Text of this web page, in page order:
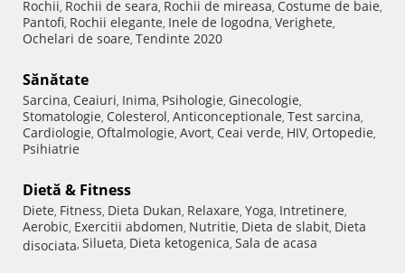
Rochii, Rochii de seara, Rochii de mireasa, Costume de baie,
Pantofi, Rochii elegante, Inele de logodna, Verighete,
Ochelari de soare, Tendinte 2020
Sănătate
Sarcina, Ceaiuri, Inima, Psihologie, Ginecologie,
Stomatologie, Colesterol, Anticonceptionale, Test sarcina,
Cardiologie, Oftalmologie, Avort, Ceai verde, HIV, Ortopedie,
Psihiatrie
Dietă & Fitness
Diete, Fitness, Dieta Dukan, Relaxare, Yoga, Intretinere,
Aerobic, Exercitii abdomen, Nutritie, Dieta de slabit, Dieta
disociata, Silueta, Dieta ketogenica, Sala de acasa